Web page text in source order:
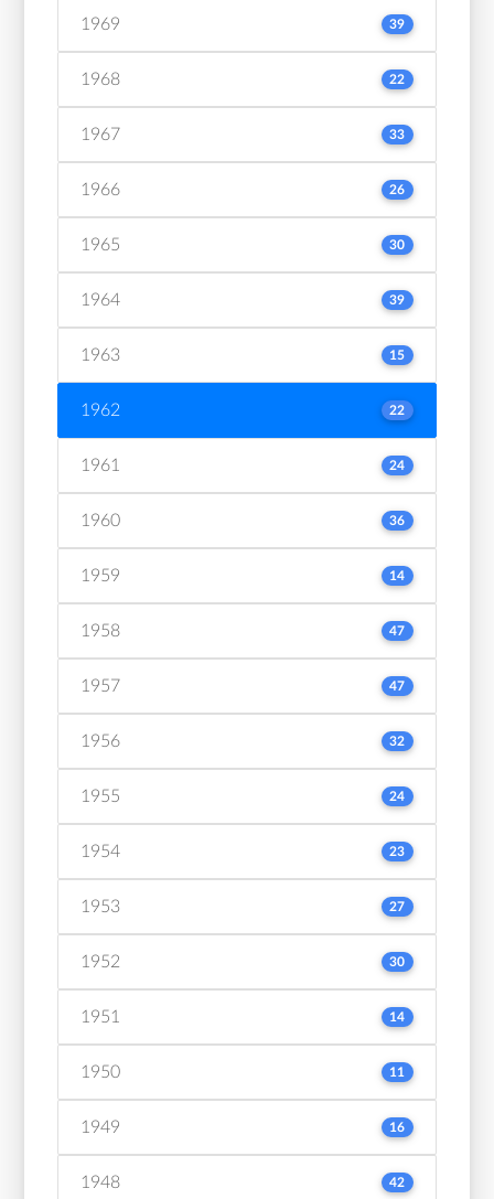
1969 39
1968 22
1967 33
1966 26
1965 30
1964 39
1963 15
1962 22
1961 24
1960 36
1959 14
1958 47
1957 47
1956 32
1955 24
1954 23
1953 27
1952 30
1951 14
1950 11
1949 16
1948 42